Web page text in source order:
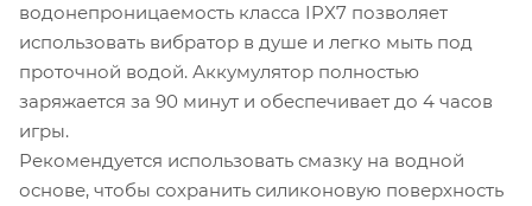
водонепроницаемость класса IPX7 позволяет
использовать вибратор в душе и легко мыть под
проточной водой. Аккумулятор полностью
заряжается за 90 минут и обеспечивает до 4 часов
игры.
Рекомендуется использовать смазку на водной
основе, чтобы сохранить силиконовую поверхность